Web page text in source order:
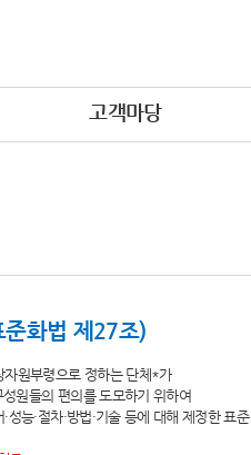
고객마당
준화법 제27조)
원부령으로 정하는 단체*가
원들의 편의를 도모하기 위하여
능·절차·방법·기술 등에 대해 제정한 표준